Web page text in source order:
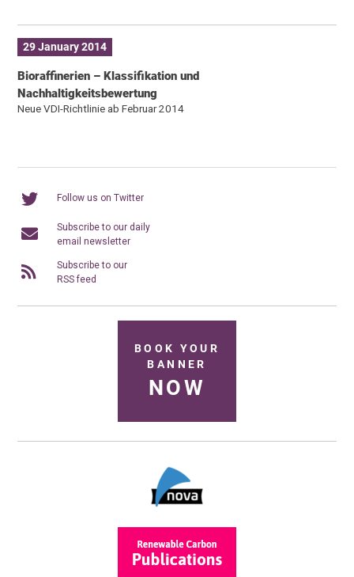
29 January 2014
Bioraffinerien – Klassifikation und
Nachhaltigkeitsbewertung
Neue VDI-Richtlinie ab Februar 2014
Follow us on Twitter
Subscribe to our daily
email newsletter
Subscribe to our
RSS feed
BOOK YOUR
BANNER
NOW